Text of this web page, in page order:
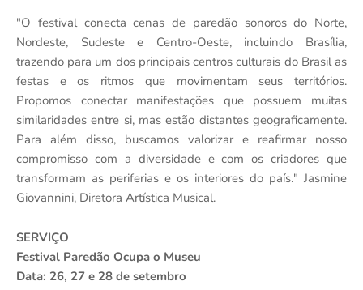
"O festival conecta cenas de paredão sonoros do Norte,
Nordeste, Sudeste e Centro-Oeste, incluindo Brasília,
trazendo para um dos principais centros culturais do Brasil as
festas e os ritmos que movimentam seus territórios.
Propomos conectar manifestações que possuem muitas
similaridades entre si, mas estão distantes geograficamente.
Para além disso, buscamos valorizar e reafirmar nosso
compromisso com a diversidade e com os criadores que
transformam as periferias e os interiores do país." Jasmine
Giovannini, Diretora Artística Musical.
SERVIÇO
Festival Paredão Ocupa o Museu
Data: 26, 27 e 28 de setembro